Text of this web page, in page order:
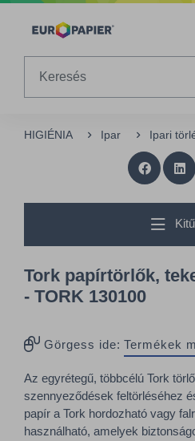
Table Of Content
HIGIÉNIA Ipar Ipari
Tork papírtörlők,
- TORK 130100
Görgess ide: Termékek
Az egyrétegű, többcélú Tork
szennyeződések feltörléséhez
papír a Tork hordozható vagy
használható, amelyek